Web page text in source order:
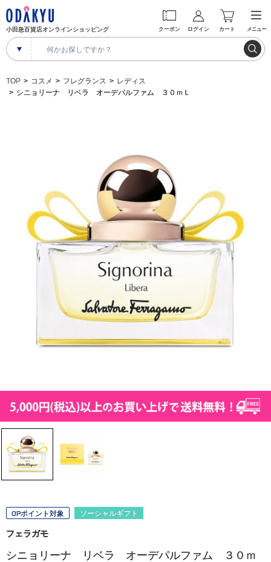
小田急百貨店オンラインショッピング クーポン ログイン カート メニュー
TOP コスメ フレグランス
レディス
シニョリーナ リベラ オーデパルファム ３０ｍＬ
OPポイント対象 ソーシャルギフト
フェラガモ
シニョリーナ リベラ オーデパルファム ３０ｍ